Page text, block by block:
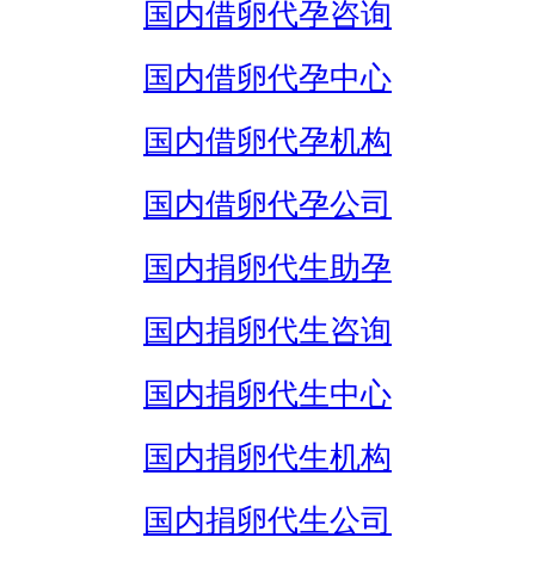
国内借卵代孕咨询
国内借卵代孕中心
国内借卵代孕机构
国内借卵代孕公司
国内捐卵代生助孕
国内捐卵代生咨询
国内捐卵代生中心
国内捐卵代生机构
国内捐卵代生公司